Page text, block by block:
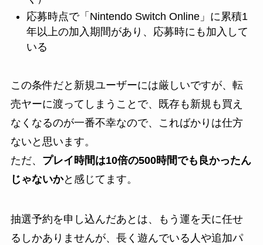
応募時点で「Nintendo Switch Online」に累積1
年以上の加入期間があり、応募時にも加入して
いる
この条件だと新規ユーザーには厳しいですが、転
売ヤーに渡ってしまうことで、既存も新規も買え
なくなるのが一番不幸なので、こればかりは仕方
ないと思います。
ただ、 プレイ時間は10倍の500時間でも良かったん
じゃないかと感じてます。
抽選予約を申し込んだあとは、もう運を天に任せ
るしかありませんが、長く遊んでいる人や追加パ